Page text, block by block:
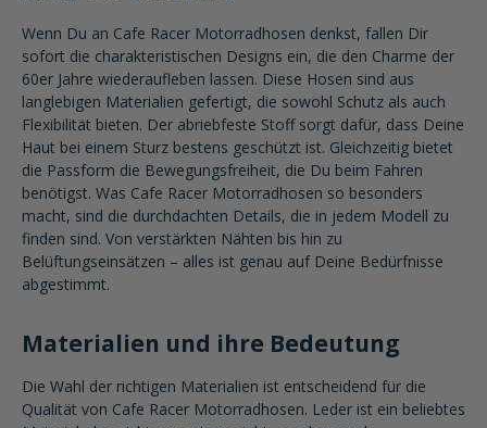
Wenn Du an Cafe Racer Motorradhosen denkst, fallen Dir
sofort die charakteristischen Designs ein, die den Charme der
60er Jahre wiederaufleben lassen. Diese Hosen sind aus
langlebigen Materialien gefertigt, die sowohl Schutz als auch
Flexibilität bieten. Der abriebfeste Stoff sorgt dafür, dass Deine
Haut bei einem Sturz bestens geschützt ist. Gleichzeitig bietet
die Passform die Bewegungsfreiheit, die Du beim Fahren
benötigst. Was Cafe Racer Motorradhosen so besonders
macht, sind die durchdachten Details, die in jedem Modell zu
finden sind. Von verstärkten Nähten bis hin zu
Belüftungseinsätzen – alles ist genau auf Deine Bedürfnisse
abgestimmt.
Materialien und ihre Bedeutung
Die Wahl der richtigen Materialien ist entscheidend für die
Qualität von Cafe Racer Motorradhosen. Leder ist ein beliebtes